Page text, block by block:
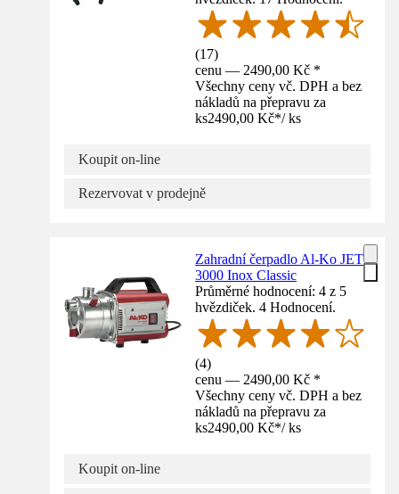
(17)
cenu — 2490,00 Kč *
Všechny ceny vč. DPH a bez
nákladů na přepravu za
ks2490,00 Kč*/ ks
Koupit on-line
Rezervovat v prodejně
Zahradní čerpadlo Al-Ko JET
3000 Inox Classic
Průměrné hodnocení: 4 z 5
hvězdiček. 4 Hodnocení.
(4)
cenu — 2490,00 Kč *
Všechny ceny vč. DPH a bez
nákladů na přepravu za
ks2490,00 Kč*/ ks
Koupit on-line